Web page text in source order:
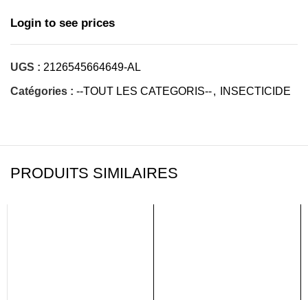
Login to see prices
UGS : 2126545664649-AL
Catégories : --TOUT LES CATEGORIS--, INSECTICIDE
PRODUITS SIMILAIRES